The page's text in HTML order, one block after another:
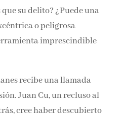
condena. ¿Puede
su delito? ¿Puede
excéntrica o peligrosa
recibe una llamada
Juan Cu, un recluso